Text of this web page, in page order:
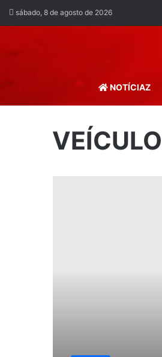
sábado, 8 de agosto de 2026
NOTÍCIAZ